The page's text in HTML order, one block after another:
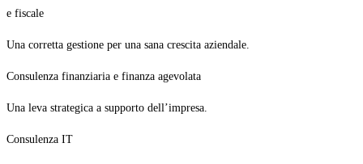
e fiscale
Una corretta gestione per una sana crescita aziendale.
Consulenza finanziaria e finanza agevolata
Una leva strategica a supporto dell’impresa.
Consulenza IT